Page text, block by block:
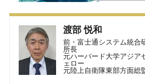
渡部 悦和
前・富士通システム統合
所長
元ハーバード大学アジア
ェロー
元陸上自衛隊東部方面総